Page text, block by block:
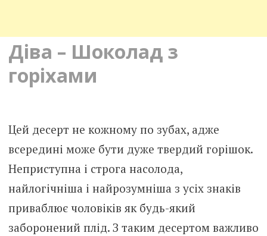
Діва – Шоколад з
горіхами
Цей десерт не кожному по зубах, адже
всередині може бути дуже твердий горішок.
Неприступна і строга насолода,
найлогічніша і найрозумніша з усіх знаків
приваблює чоловіків як будь-який
заборонений плід. З таким десертом важливо